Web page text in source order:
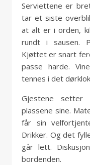
Serviettene er
tar et siste
at alt er i orden,
rundt i sausen.
Kjøttet er snart
passe harde.
tennes i det
Gjestene setter
plassene sine.
får sin
Drikker. Og det
går lett.
bordenden.